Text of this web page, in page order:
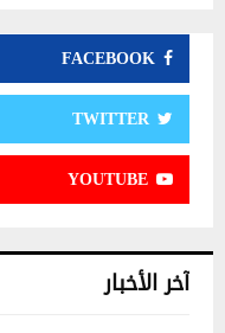
FACEBOOK
TWITTER
YOUTUBE
آخر الأخبار